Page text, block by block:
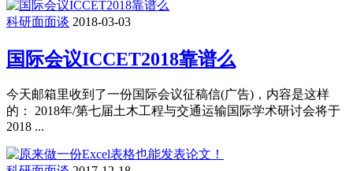
科研面面谈 2018-03-03
国际会议ICCET2018靠谱么
今天邮箱里收到了一份国际会议征稿信(广告)，内容是这样
的： 2018年/第七届土木工程与交通运输国际学术研讨会将于
2018 ...